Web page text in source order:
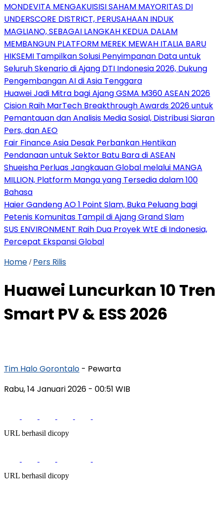
MONDEVITA MENGAKUISISI SAHAM MAYORITAS DI
UNDERSCORE DISTRICT, PERUSAHAAN INDUK
MAGLIANO, SEBAGAI LANGKAH KEDUA DALAM
MEMBANGUN PLATFORM MEREK MEWAH ITALIA BARU
HIKSEMI Tampilkan Solusi Penyimpanan Data untuk
Seluruh Skenario di Ajang DTI Indonesia 2026, Dukung
Pengembangan AI di Asia Tenggara
Huawei Jadi Mitra bagi Ajang GSMA M360 ASEAN 2026
Cision Raih MarTech Breakthrough Awards 2026 untuk
Pemantauan dan Analisis Media Sosial, Distribusi Siaran
Pers, dan AEO
Fair Finance Asia Desak Perbankan Hentikan
Pendanaan untuk Sektor Batu Bara di ASEAN
Shueisha Perluas Jangkauan Global melalui MANGA
MILLION, Platform Manga yang Tersedia dalam 100
Bahasa
Haier Gandeng AO 1 Point Slam, Buka Peluang bagi
Petenis Komunitas Tampil di Ajang Grand Slam
SUS ENVIRONMENT Raih Dua Proyek WtE di Indonesia,
Percepat Ekspansi Global
Home / Pers Rilis
Huawei Luncurkan 10 Tren
Smart PV & ESS 2026
Tim Halo Gorontalo - Pewarta
Rabu, 14 Januari 2026 - 00:51 WIB
URL berhasil dicopy
URL berhasil dicopy